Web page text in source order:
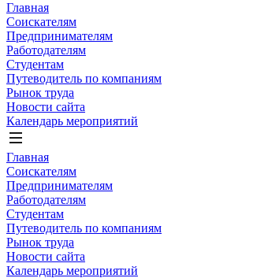
Главная
Соискателям
Предпринимателям
Работодателям
Студентам
Путеводитель по компаниям
Рынок труда
Новости сайта
Календарь мероприятий
Главная
Соискателям
Предпринимателям
Работодателям
Студентам
Путеводитель по компаниям
Рынок труда
Новости сайта
Календарь мероприятий